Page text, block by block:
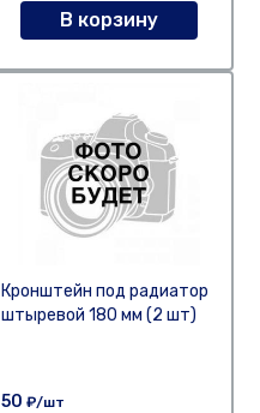
В корзину
Кронштейн под радиатор
штыревой 180 мм (2 шт)
50 ₽/шт